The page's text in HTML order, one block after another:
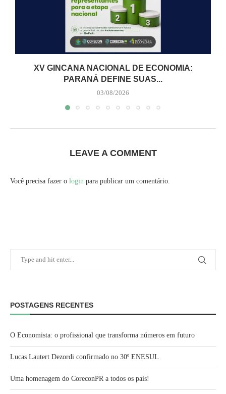
XV GINCANA NACIONAL DE ECONOMIA:
PARANÁ DEFINE SUAS...
03/08/2026
LEAVE A COMMENT
Você precisa fazer o login para publicar um comentário.
POSTAGENS RECENTES
O Economista: o profissional que transforma números em futuro
Lucas Lautert Dezordi confirmado no 30º ENESUL
Uma homenagem do CoreconPR a todos os pais!